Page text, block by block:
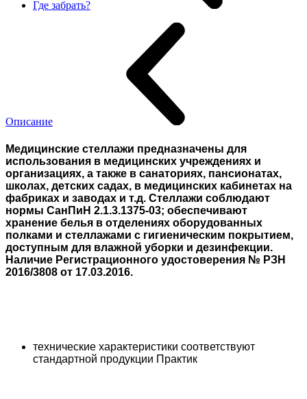
Где забрать?
Описание
Медицинские стеллажи предназначены для
использования в медицинских учреждениях и
организациях, а также в санаториях, пансионатах,
школах, детских садах, в медицинских кабинетах на
фабриках и заводах и т.д. Стеллажи соблюдают
нормы СанПиН 2.1.3.1375-03; обеспечивают
хранение белья в отделениях оборудованных
полками и стеллажами с гигиеническим покрытием,
доступным для влажной уборки и дезинфекции.
Наличие Регистрационного удостоверения № РЗН
2016/3808 от 17.03.2016.
технические характеристики соответствуют
стандартной продукции Практик